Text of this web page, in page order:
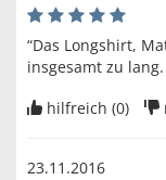
“Das Longshirt,
insgesamt zu
hilfreich (0)
23.11.2016